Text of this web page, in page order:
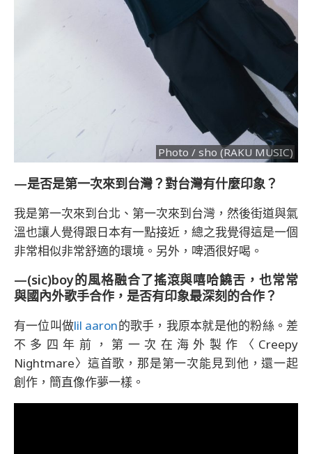
Photo / sho (RAKU MUSIC)
—是否是第一次來到台灣？對台灣有什麼印象？
我是第一次來到台北、第一次來到台灣，然後街道與氣
溫也讓人覺得跟日本有一點接近，總之我覺得這是一個
非常相似非常舒適的環境。另外，啤酒很好喝。
—(sic)boy的風格融合了搖滾與嘻哈饒舌，也常常
與國內外歌手合作，是否有印象最深刻的合作？
有一位叫做lil aaron的歌手，我原本就是他的粉絲。差
不多四年前，第一次在海外製作〈Creepy
Nightmare〉這首歌，那是第一次能見到他，還一起
創作，簡直像作夢一樣。